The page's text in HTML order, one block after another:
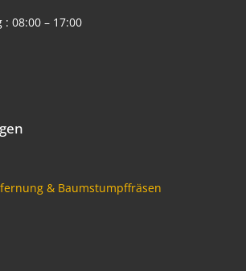
: 08:00 – 17:00
& Baumstumpffräsen